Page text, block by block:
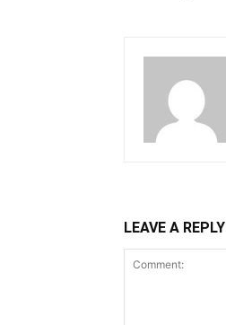
LEAVE A REPLY